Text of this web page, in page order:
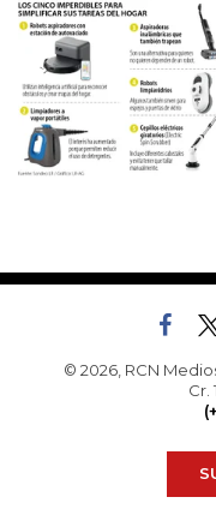
© 2026, RCN
Cr.